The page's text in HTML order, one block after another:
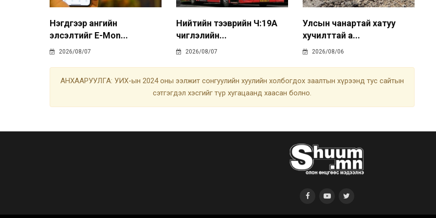
Нэгдүгээр ангийн
элсэлтийг E-Mon...
2026/08/07
Нийтийн тээврийн Ч:19А
чиглэлийн...
2026/08/07
Улсын чанартай хатуу
хучилттай а...
2026/08/06
АНХААРУУЛГА: УИХ-ын 2024 оны ээлжит сонгуулийн хуулийн холбогдох заалтын хүрээнд тус сайтын
сэтгэгдэл хэсгийг түр хугацаанд хаасан болно.